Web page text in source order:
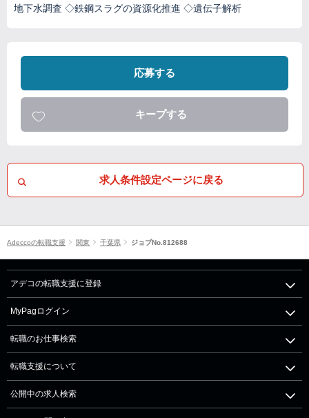
地下水調査 ◇鉄鋼スラグの資源化推進 ◇遺伝子解析
応募する
キープする
求人条件設定ページに戻る
Adeccoの転職支援 関東 千葉県 ジョブNo.812688
アデコの転職支援に登録
MyPagログイン
転職のお仕事検索
転職支援について
公開中の求人検索